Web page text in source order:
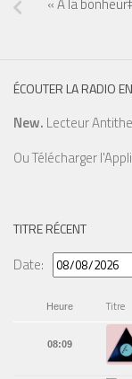
« A la
ÉCOUTER LA RADIO
New. Lecteur
OuTélécharger
TITRE RÉCENT
Date:
Heure Titre
08:09